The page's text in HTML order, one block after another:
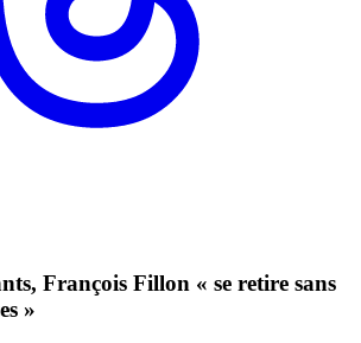
François Fillon « se retire sans
»